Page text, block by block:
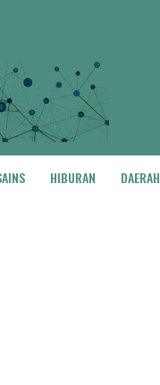
HIBURAN DAERAH